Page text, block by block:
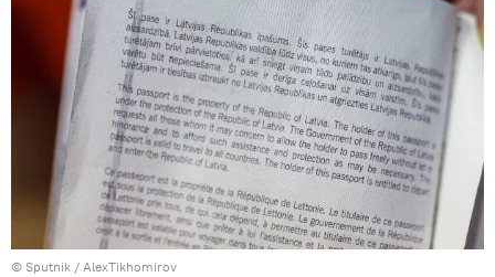
© Sputnik / AlexTikhomirov